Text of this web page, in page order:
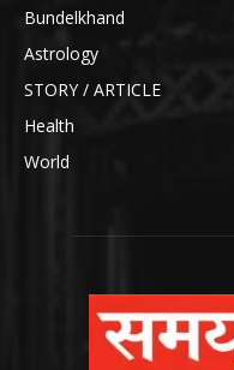
Bundelkhand
Astrology
STORY / ARTICLE
Health
World